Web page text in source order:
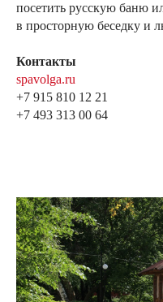
посетить русскую баню
в просторную беседку и
Контакты
spavolga.ru
+7 915 810 12 21
+7 493 313 00 64